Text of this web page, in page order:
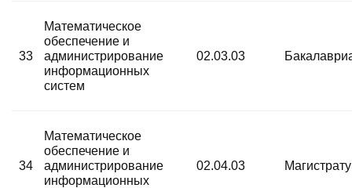
33
Математическое
обеспечение и
администрирование
информационных
систем
02.03.03
34
Математическое
обеспечение и
администрирование
информационных
02.04.03